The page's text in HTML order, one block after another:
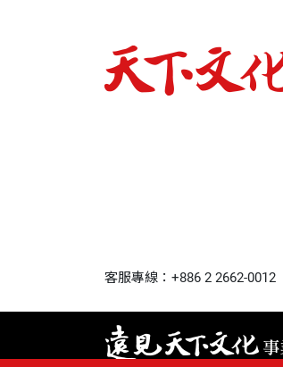
客服專線：+886 2 2662-0012